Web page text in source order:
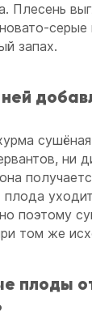
Плесень
серые
запах.
ней
ни
поэтому
том же
плоды